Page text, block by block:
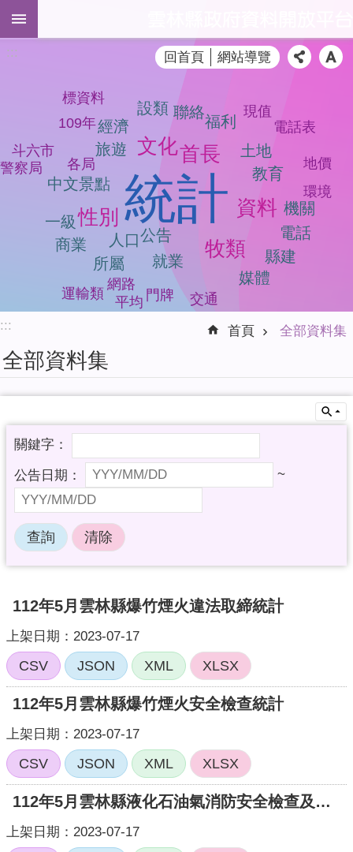
跳到主要內容區塊
全
檢
擬
系
統
育
訓
練
課
程
簡
值
型
API
回
首
網
站
導
覽
::: 回首頁 網站導覽
統計
文化首長
性別
資料
牧類
人口公告
旅遊
中文景點
教育
土地
就業
經濟 福利
所屬
一級
機關
聯絡
電話
商業
縣建
設類
媒體
環境
各局
網路
電話表
109年
現值
地價
斗六市
門牌
標資料
交通
運輸類
警察局
平均
::: 首頁 全部資料集
全部資料集
~
112年5月雲林縣爆竹煙火違法取締統計
上架日期：2023-07-17
CSV JSON XML XLSX
112年5月雲林縣爆竹煙火安全檢查統計
上架日期：2023-07-17
CSV JSON XML XLSX
112年5月雲林縣液化石油氣消防安全檢查及違規取締統計
上架日期：2023-07-17